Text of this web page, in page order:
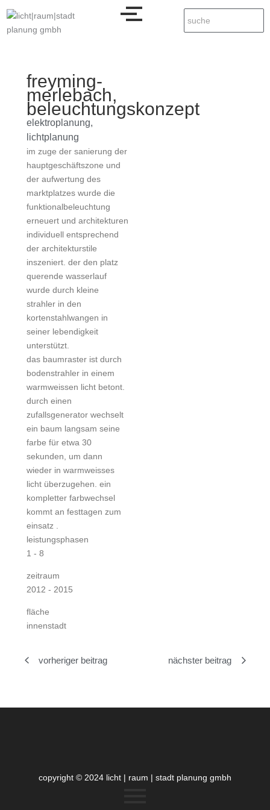
freyming-
merlebach,
beleuchtungskonzept
elektroplanung,
lichtplanung
im zuge der sanierung der
hauptgeschäftszone und
der aufwertung des
marktplatzes wurde die
funktionalbeleuchtung
erneuert und architekturen
individuell entsprechend
der architekturstile
inszeniert. der den platz
querende wasserlauf
wurde durch kleine
strahler in den
kortenstahlwangen in
seiner lebendigkeit
unterstützt.
das baumraster ist durch
bodenstrahler in einem
warmweissen licht betont.
durch einen
zufallsgenerator wechselt
ein baum langsam seine
farbe für etwa 30
sekunden, um dann
wieder in warmweisses
licht überzugehen. ein
kompletter farbwechsel
kommt an festtagen zum
einsatz .
leistungsphasen
1 - 8
zeitraum
2012 - 2015
fläche
innenstadt
vorheriger beitrag nächster beitrag
copyright © 2024 licht | raum | stadt planung gmbh